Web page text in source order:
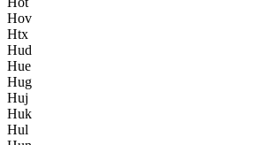
Hov
Htx
Hud
Hue
Hug
Huj
Huk
Hul